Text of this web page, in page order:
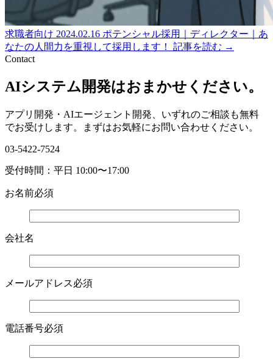
求職者向け 2024.02.16 ポテンシャル採用｜ディレクター｜あ
なたの人間力を重視して採用します！
記事を読む →
Contact
AIシステム開発はおまかせください。
アプリ開発・AIエージェント開発、いずれのご相談も無料
でお受けします。まずはお気軽にお問い合わせください。
03-5422-7524
受付時間：平日 10:00〜17:00
お名前必須
会社名
メールアドレス必須
電話番号必須